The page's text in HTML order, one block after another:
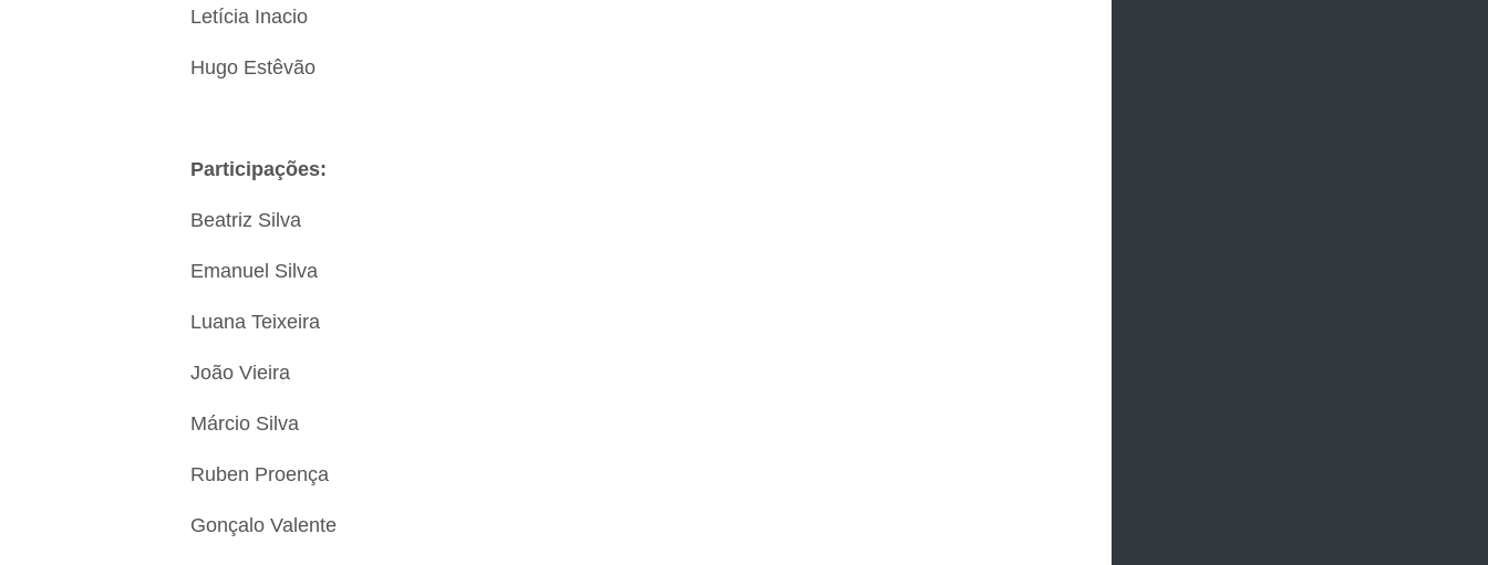
Letícia Inacio
Hugo Estêvão
Participações:
Beatriz Silva
Emanuel Silva
Luana Teixeira
João Vieira
Márcio Silva
Ruben Proença
Gonçalo Valente